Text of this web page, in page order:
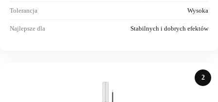
Tolerancja Wysoka
Najlepsze dla Stabilnych i dobrych efektów
2